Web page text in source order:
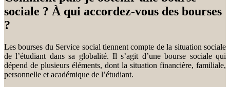
sociale ? À qui accordez-vous des bourses
?
Les bourses du Service social tiennent compte de la situation sociale
de l’étudiant dans sa globalité. Il s’agit d’une bourse sociale qui
dépend de plusieurs éléments, dont la situation financière, familiale,
personnelle et académique de l’étudiant.